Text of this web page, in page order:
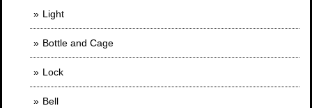
Light
Bottle and Cage
Lock
Bell